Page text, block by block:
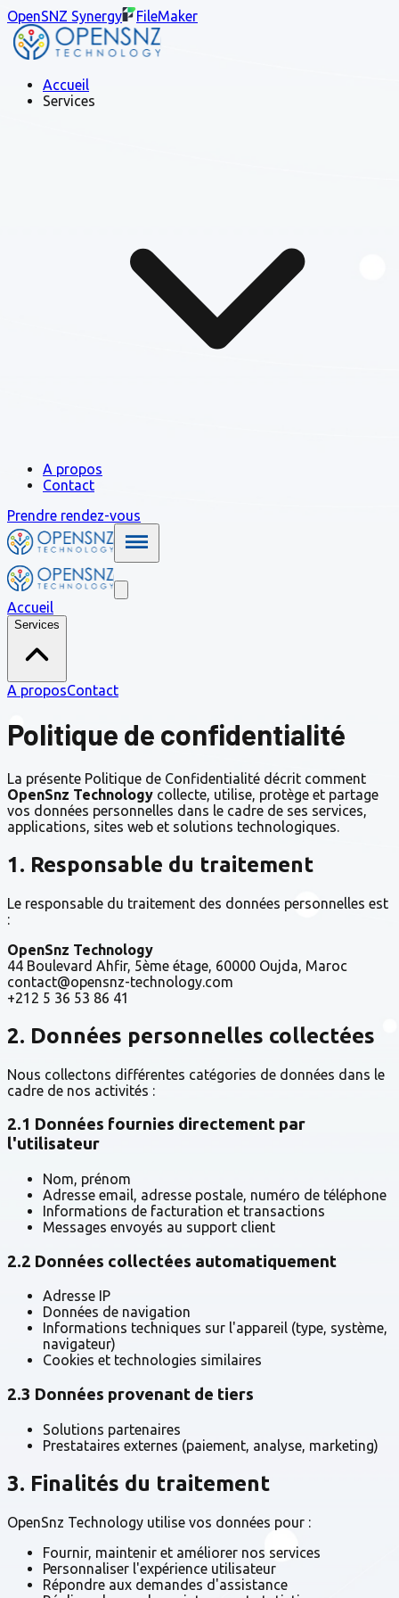
OpenSNZ Synergy FileMaker
Accueil
Services
A propos
Contact
Prendre rendez-vous
Accueil
Services
A proposContact
Politique de confidentialité
La présente Politique de Confidentialité décrit comment
OpenSnz Technology collecte, utilise, protège et partage
vos données personnelles dans le cadre de ses services,
applications, sites web et solutions technologiques.
1. Responsable du traitement
Le responsable du traitement des données personnelles est
:
OpenSnz Technology
44 Boulevard Ahfir, 5ème étage, 60000 Oujda, Maroc
contact@opensnz-technology.com
+212 5 36 53 86 41
2. Données personnelles collectées
Nous collectons différentes catégories de données dans le
cadre de nos activités :
2.1 Données fournies directement par
l'utilisateur
Nom, prénom
Adresse email, adresse postale, numéro de téléphone
Informations de facturation et transactions
Messages envoyés au support client
2.2 Données collectées automatiquement
Adresse IP
Données de navigation
Informations techniques sur l'appareil (type, système,
navigateur)
Cookies et technologies similaires
2.3 Données provenant de tiers
Solutions partenaires
Prestataires externes (paiement, analyse, marketing)
3. Finalités du traitement
OpenSnz Technology utilise vos données pour :
Fournir, maintenir et améliorer nos services
Personnaliser l'expérience utilisateur
Répondre aux demandes d'assistance